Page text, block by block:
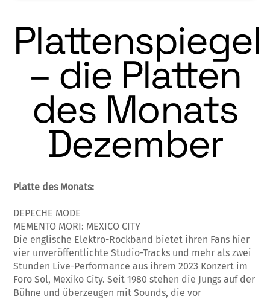
Plattenspiegel
– die Platten
des Monats
Dezember
Platte des Monats:
DEPECHE MODE
MEMENTO MORI: MEXICO CITY
Die englische Elektro-Rockband bietet ihren Fans hier
vier unveröffentlichte Studio-Tracks und mehr als zwei
Stunden Live-Performance aus ihrem 2023 Konzert im
Foro Sol, Mexiko City. Seit 1980 stehen die Jungs auf der
Bühne und überzeugen mit Sounds, die vor